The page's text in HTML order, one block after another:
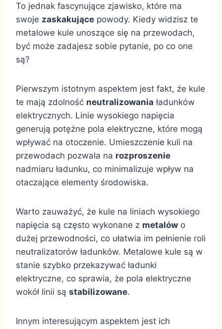
To jednak fascynujące zjawisko, które ma
swoje zaskakujące powody. Kiedy widzisz te
metalowe kule unoszące się na przewodach,
być może zadajesz sobie pytanie, po co one
są?
Pierwszym istotnym aspektem jest fakt, że kule
te mają zdolność neutralizowania ładunków
elektrycznych. Linie wysokiego napięcia
generują potężne pola elektryczne, które mogą
wpływać na otoczenie. Umieszczenie kuli na
przewodach pozwala na rozproszenie
nadmiaru ładunku, co minimalizuje wpływ na
otaczające elementy środowiska.
Warto zauważyć, że kule na liniach wysokiego
napięcia są często wykonane z metalów o
dużej przewodności, co ułatwia im pełnienie roli
neutralizatorów ładunków. Metalowe kule są w
stanie szybko przekazywać ładunki
elektryczne, co sprawia, że pola elektryczne
wokół linii są stabilizowane.
Innym interesującym aspektem jest ich